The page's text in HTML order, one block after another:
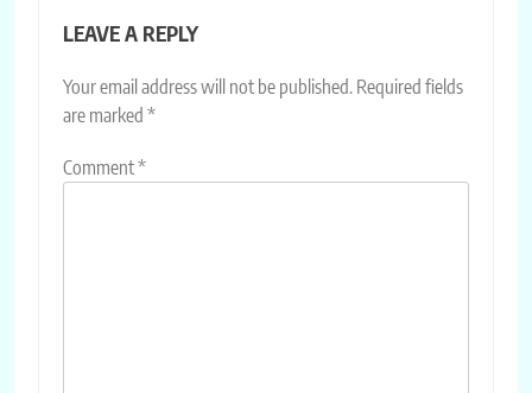
LEAVE A REPLY
Your email address will not be published. Required fields
are marked *
Comment*